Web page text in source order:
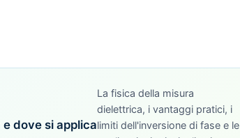
dove si applica
La fisica della misura
dielettrica, i vantaggi pratici, i
limiti dell'inversione di fase e le